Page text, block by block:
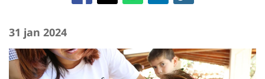
31 jan 2024